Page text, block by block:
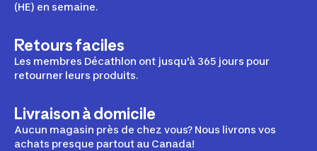
(HE) en semaine.
Retours faciles
Les membres Décathlon ont jusqu'à 365 jours pour
retourner leurs produits.
Livraison à domicile
Aucun magasin près de chez vous? Nous livrons vos
achats presque partout au Canada!